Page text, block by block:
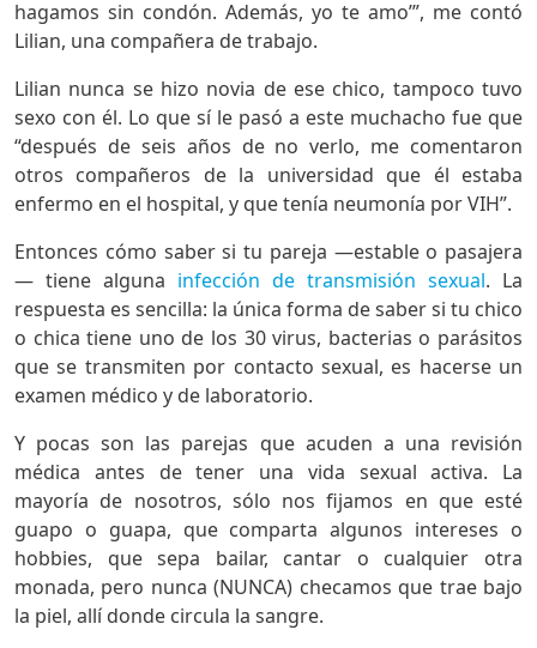
hagamos sin condón. Además, yo te amo’”, me contó
Lilian, una compañera de trabajo.
Lilian nunca se hizo novia de ese chico, tampoco tuvo
sexo con él. Lo que sí le pasó a este muchacho fue que
“después de seis años de no verlo, me comentaron
otros compañeros de la universidad que él estaba
enfermo en el hospital, y que tenía neumonía por VIH”.
Entonces cómo saber si tu pareja —estable o pasajera
— tiene alguna infección de transmisión sexual. La
respuesta es sencilla: la única forma de saber si tu chico
o chica tiene uno de los 30 virus, bacterias o parásitos
que se transmiten por contacto sexual, es hacerse un
examen médico y de laboratorio.
Y pocas son las parejas que acuden a una revisión
médica antes de tener una vida sexual activa. La
mayoría de nosotros, sólo nos fijamos en que esté
guapo o guapa, que comparta algunos intereses o
hobbies, que sepa bailar, cantar o cualquier otra
monada, pero nunca (NUNCA) checamos que trae bajo
la piel, allí donde circula la sangre.